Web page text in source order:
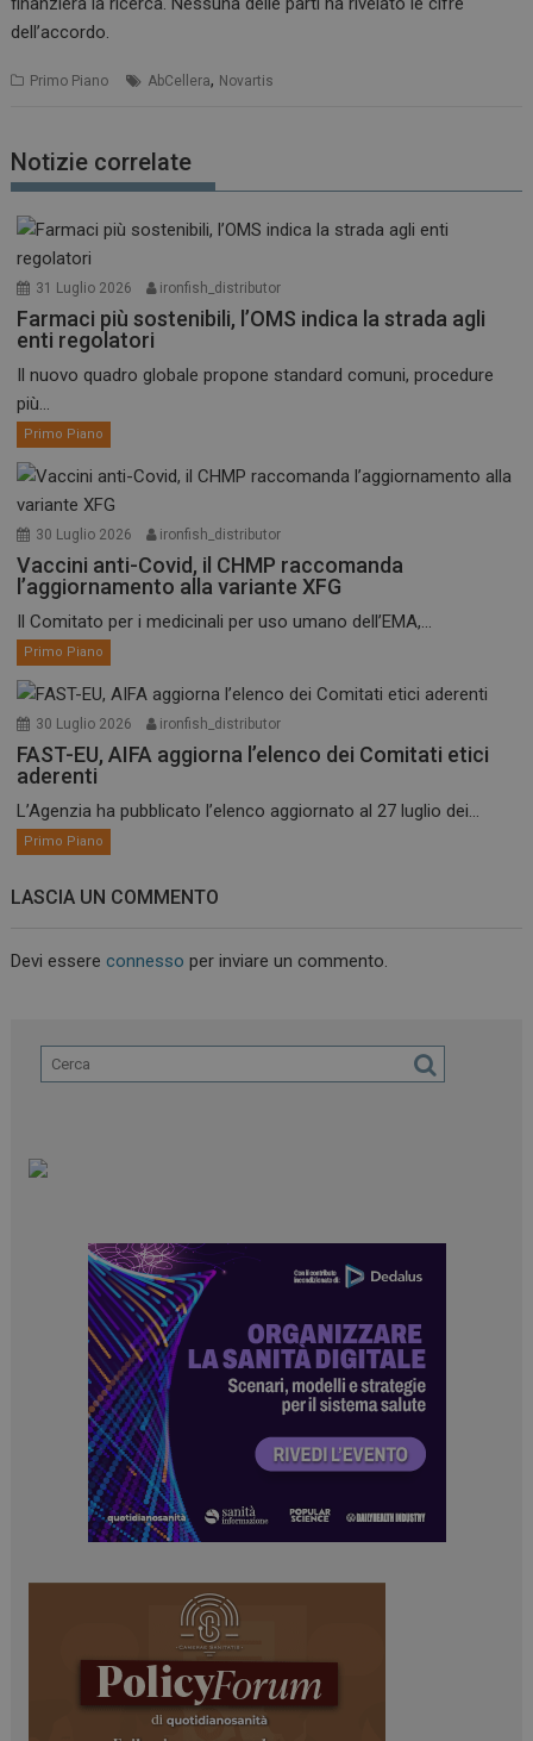
dell’accordo.
Primo Piano AbCellera, Novartis
Notizie correlate
31 Luglio 2026 ironfish_distributor
Farmaci più sostenibili, l’OMS indica la strada agli
enti regolatori
Il nuovo quadro globale propone standard comuni, procedure
più...
Primo Piano
30 Luglio 2026 ironfish_distributor
Vaccini anti-Covid, il CHMP raccomanda
l’aggiornamento alla variante XFG
Il Comitato per i medicinali per uso umano dell’EMA,...
Primo Piano
30 Luglio 2026 ironfish_distributor
FAST-EU, AIFA aggiorna l’elenco dei Comitati etici
aderenti
L’Agenzia ha pubblicato l’elenco aggiornato al 27 luglio dei...
Primo Piano
LASCIA UN COMMENTO
Devi essereconnesso per inviare un commento.